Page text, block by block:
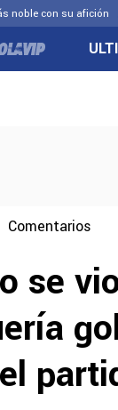
noble con su afición
Comentarios
se